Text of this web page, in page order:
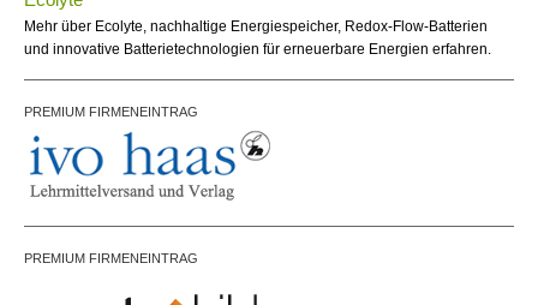
Mehr über Ecolyte, nachhaltige Energiespeicher, Redox-Flow-Batterien
und innovative Batterietechnologien für erneuerbare Energien erfahren.
PREMIUM FIRMENEINTRAG
PREMIUM FIRMENEINTRAG